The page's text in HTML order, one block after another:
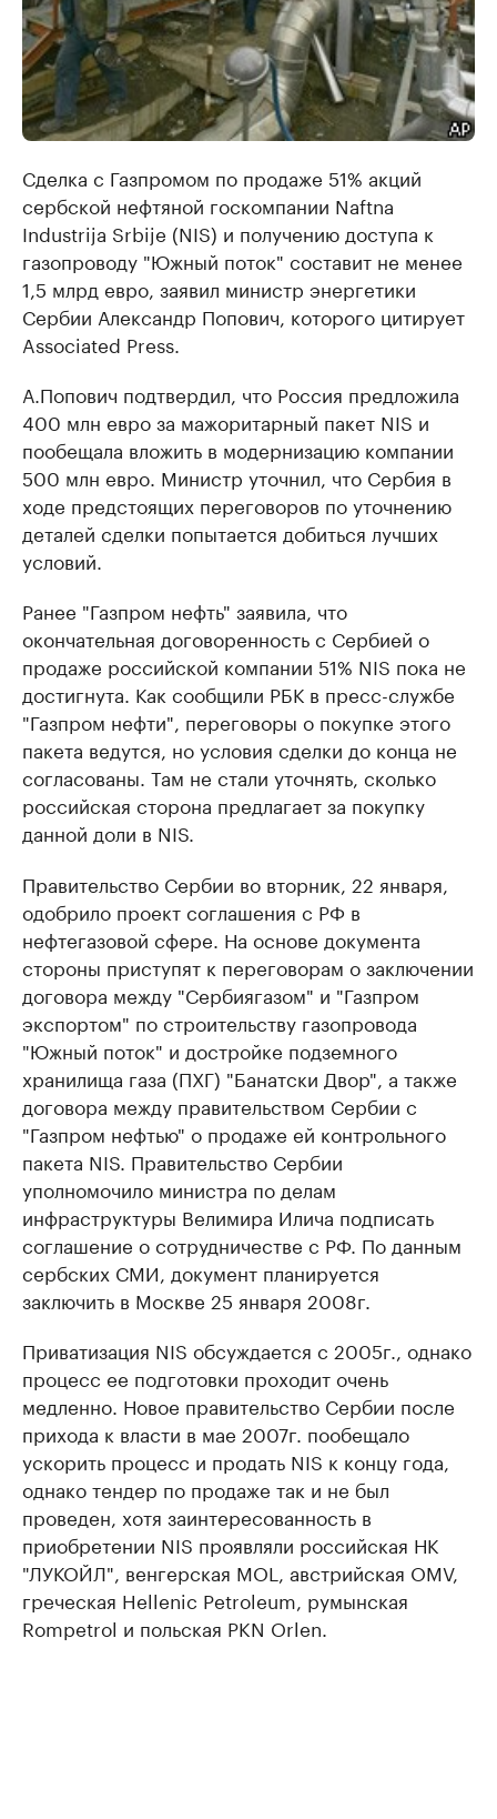
Сделка с Газпромом по продаже 51% акций
сербской нефтяной госкомпании Naftna
Industrija Srbije (NIS) и получению доступа к
газопроводу "Южный поток" составит не менее
1,5 млрд евро, заявил министр энергетики
Сербии Александр Попович, которого цитирует
Associated Press.
А.Попович подтвердил, что Россия предложила
400 млн евро за мажоритарный пакет NIS и
пообещала вложить в модернизацию компании
500 млн евро. Министр уточнил, что Сербия в
ходе предстоящих переговоров по уточнению
деталей сделки попытается добиться лучших
условий.
Ранее "Газпром нефть" заявила, что
окончательная договоренность с Сербией о
продаже российской компании 51% NIS пока не
достигнута. Как сообщили РБК в пресс-службе
"Газпром нефти", переговоры о покупке этого
пакета ведутся, но условия сделки до конца не
согласованы. Там не стали уточнять, сколько
российская сторона предлагает за покупку
данной доли в NIS.
Правительство Сербии во вторник, 22 января,
одобрило проект соглашения с РФ в
нефтегазовой сфере. На основе документа
стороны приступят к переговорам о заключении
договора между "Сербиягазом" и "Газпром
экспортом" по строительству газопровода
"Южный поток" и достройке подземного
хранилища газа (ПХГ) "Банатски Двор", а также
договора между правительством Сербии с
"Газпром нефтью" о продаже ей контрольного
пакета NIS. Правительство Сербии
уполномочило министра по делам
инфраструктуры Велимира Илича подписать
соглашение о сотрудничестве с РФ. По данным
сербских СМИ, документ планируется
заключить в Москве 25 января 2008г.
Приватизация NIS обсуждается с 2005г., однако
процесс ее подготовки проходит очень
медленно. Новое правительство Сербии после
прихода к власти в мае 2007г. пообещало
ускорить процесс и продать NIS к концу года,
однако тендер по продаже так и не был
проведен, хотя заинтересованность в
приобретении NIS проявляли российская НК
"ЛУКОЙЛ", венгерская MOL, австрийская OMV,
греческая Hellenic Petroleum, румынская
Rompetrol и польская PKN Orlen.